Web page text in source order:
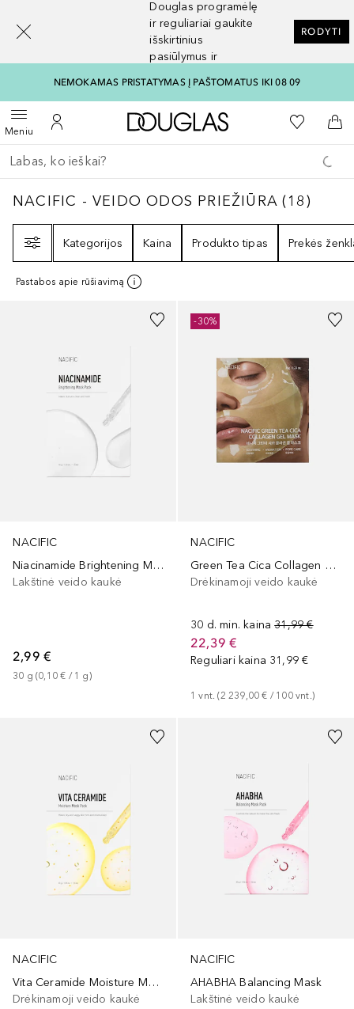
Douglas programėlę
ir reguliariai gaukite
išskirtinius
pasiūlymus ir
RODYTI
NEMOKAMAS PRISTATYMAS Į PAŠTOMATUS IKI 08 09
MeniuAtidaryti meniuĮ mano paskyrą
Į Douglas pagrindinį
Į mano
Į
Grįžk atgal
Vykdykite paiešką
NACIFIC - VEIDO ODOS PRIEŽIŪRA 18
NACIFIC - VEIDO ODOS PRIEŽIŪRA (18)
Kategorijos
Kaina Produkto tipas Prekės
Pastabos apie rūšiavimą
NACIFIC
Niacinamide Brightening Mask
Lakštinė veido kaukė
2,99 €
30 g (0,10 € / 1 g)
NACIFIC
Green Tea Cica Collagen Gel Mask
Drėkinamoji veido kaukė
30 d. min. kaina 31,99 €
22,39 €
Reguliari kaina 31,99 €
1 vnt. (2 239,00 € / 100 vnt.)
-30%
NACIFIC
Vita Ceramide Moisture Mask
Drėkinamoji veido kaukė
NACIFIC
AHABHA Balancing Mask
Lakštinė veido kaukė
[navigation.slideout.screenreader]